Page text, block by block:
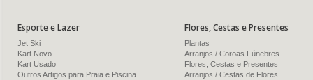
Esporte e Lazer
Jet Ski
Kart Novo
Kart Usado
Outros Artigos para Praia e Piscina
Flores, Cestas e Presentes
Plantas
Arranjos / Coroas Fúnebres
Flores, Cestas e Presentes
Arranjos / Cestas de Flores